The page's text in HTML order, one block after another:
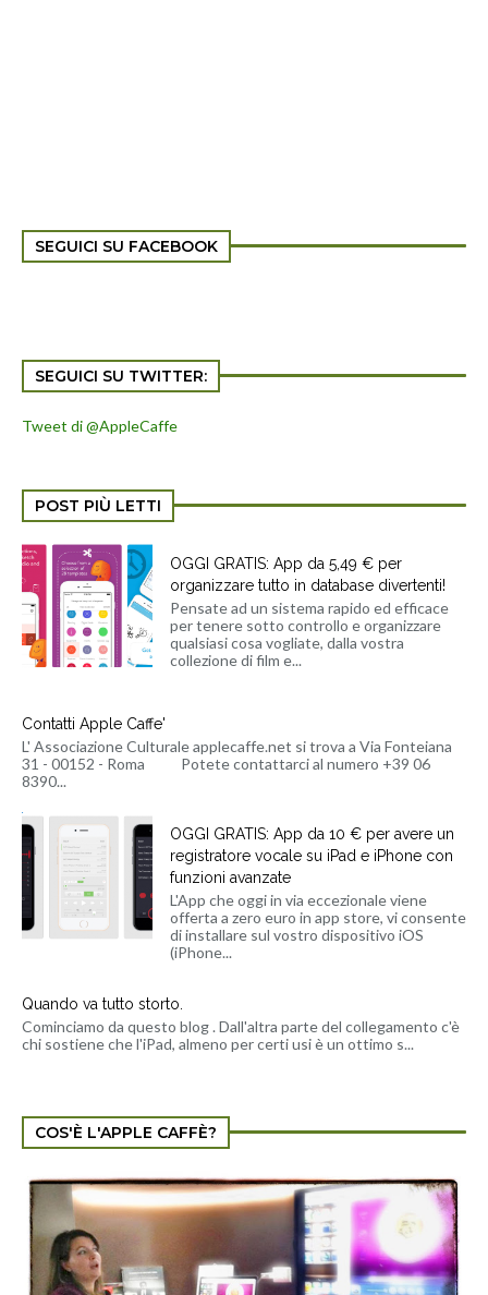
SEGUICI SU FACEBOOK
SEGUICI SU TWITTER:
Tweet di @AppleCaffe
POST PIÙ LETTI
OGGI GRATIS: App da 5,49 € per
organizzare tutto in database divertenti!
Pensate ad un sistema rapido ed efficace
per tenere sotto controllo e organizzare
qualsiasi cosa vogliate, dalla vostra
collezione di film e...
Contatti Apple Caffe'
L' Associazione Culturale applecaffe.net si trova a Via Fonteiana
31 - 00152 - Roma Potete contattarci al numero +39 06
8390...
OGGI GRATIS: App da 10 € per avere un
registratore vocale su iPad e iPhone con
funzioni avanzate
L'App che oggi in via eccezionale viene
offerta a zero euro in app store, vi consente
di installare sul vostro dispositivo iOS
(iPhone...
Quando va tutto storto.
Cominciamo da questo blog . Dall'altra parte del collegamento c'è
chi sostiene che l'iPad, almeno per certi usi è un ottimo s...
COS'È L'APPLE CAFFÈ?